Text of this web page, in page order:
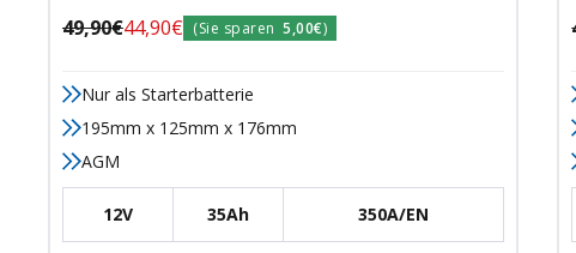
Angebotspreis
44,90€
Regulärer
49,90€ (Sie sparen 5,00€)
Nur als Starterbatterie
195mm x 125mm x 176mm
AGM
12V 35Ah 350A/EN